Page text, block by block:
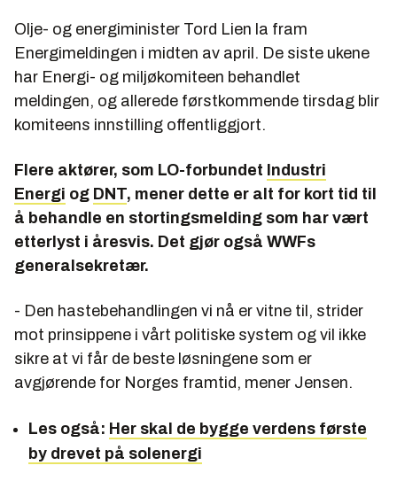
Olje- og energiminister Tord Lien la fram
Energimeldingen i midten av april. De siste ukene
har Energi- og miljøkomiteen behandlet
meldingen, og allerede førstkommende tirsdag blir
komiteens innstilling offentliggjort.
Flere aktører, som LO-forbundet Industri
Energi og DNT, mener dette er alt for kort tid til
å behandle en stortingsmelding som har vært
etterlyst i åresvis. Det gjør også WWFs
generalsekretær.
- Den hastebehandlingen vi nå er vitne til, strider
mot prinsippene i vårt politiske system og vil ikke
sikre at vi får de beste løsningene som er
avgjørende for Norges framtid, mener Jensen.
Les også: Her skal de bygge verdens første
by drevet på solenergi